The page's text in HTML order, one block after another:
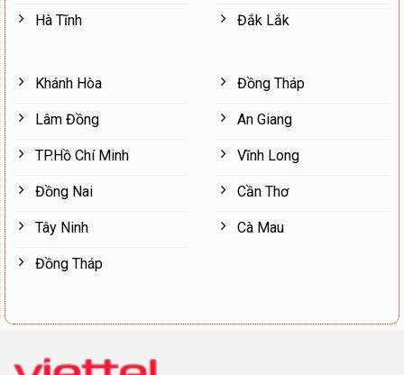
Hà Tĩnh Đắk Lắk
Khánh Hòa
Lâm Đồng
TP.Hồ Chí Minh
Đồng Nai
Tây Ninh
Đồng Tháp
Đồng Tháp
An Giang
Vĩnh Long
Cần Thơ
Cà Mau